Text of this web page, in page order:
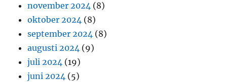
november 2024 (8)
oktober 2024 (8)
september 2024 (8)
augusti 2024 (9)
juli 2024 (19)
juni 2024 (5)